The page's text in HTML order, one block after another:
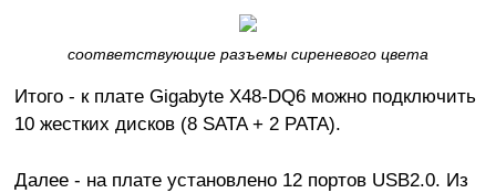
соответствующие разъемы сиреневого цвета
Итого - к плате Gigabyte X48-DQ6 можно подключить
10 жестких дисков (8 SATA + 2 PATA).
Далее - на плате установлено 12 портов USB2.0. Из